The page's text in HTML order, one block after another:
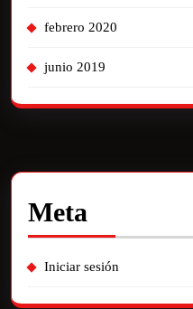
febrero 2020
junio 2019
Meta
Iniciar sesión